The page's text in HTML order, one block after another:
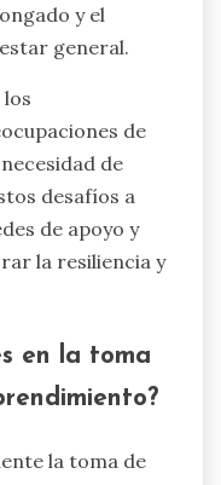
y el
general.
los
de
de
desafíos a
de apoyo y
la resiliencia y
en la toma
la toma de